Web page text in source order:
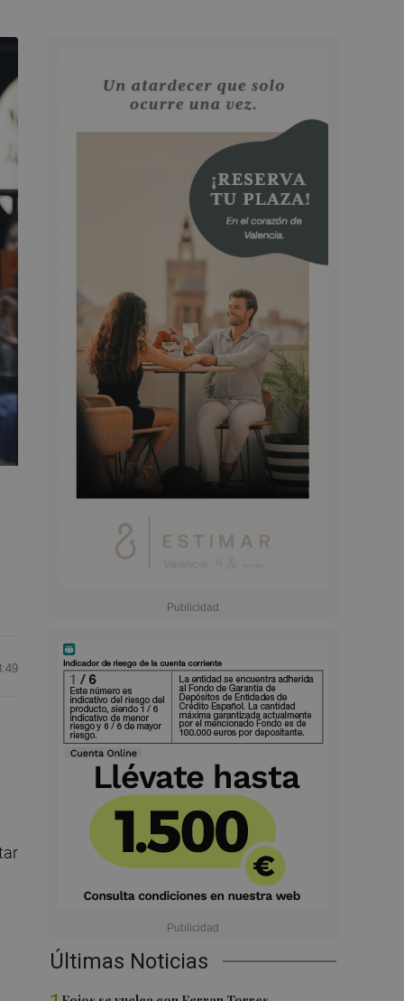
Últimas Noticias